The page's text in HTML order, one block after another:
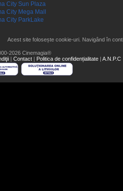
City Sun Plaza
City Mega Mall
City ParkLake
Acest site folosește cookie-uri. Navigând în
2026 Cinemagia®
| Contact | Politica de confidențialitate | A.N.P.C